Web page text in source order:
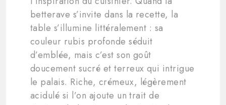
betterave s’invite dans la recette, la
table s’illumine littéralement : sa
couleur rubis profonde séduit
d’emblée, mais c’est son goût
doucement sucré et terreux qui intrigue
le palais. Riche, crémeux, légèrement
acidulé si l’on ajoute un trait de